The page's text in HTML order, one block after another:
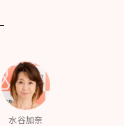
水谷加奈